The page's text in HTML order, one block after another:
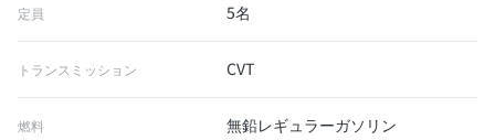
定員 5名
トランスミッション CVT
燃料 無鉛レギュラーガソリン